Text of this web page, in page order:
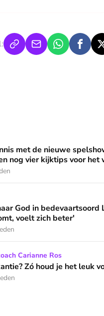
wijzen’
spelshow
met de nieuwe
nog vier kijktips voor het
Lourdes:
God in bedevaartsoord
voelt zich beter'
je het leuk voor de kinderen!
Carianne Ros
Zó houd je het leuk